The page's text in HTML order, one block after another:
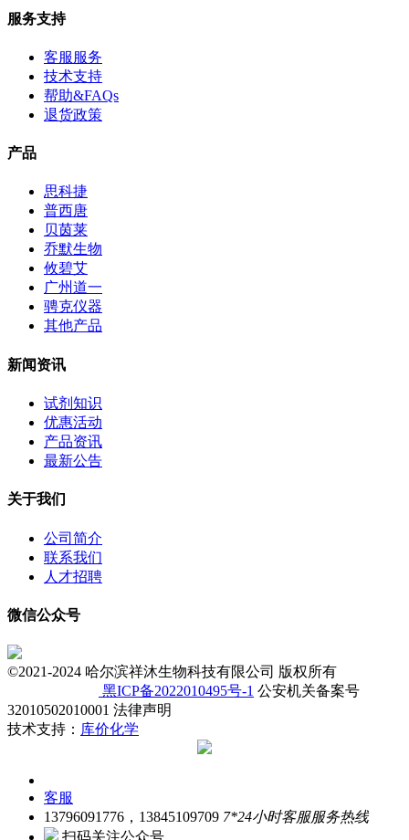
服务支持
客服服务
技术支持
帮助&FAQs
退货政策
产品
思科捷
普西唐
贝茵莱
乔默生物
攸碧艾
广州道一
骋克仪器
其他产品
新闻资讯
试剂知识
优惠活动
产品资讯
最新公告
关于我们
公司简介
联系我们
人才招聘
微信公众号
©2021-2024 哈尔滨祥沐生物科技有限公司 版权所有
黑ICP备2022010495号-1 公安机关备案号
32010502010001 法律声明
技术支持： 库价化学
客服
13796091776，13845109709 7*24小时客服服务热线
扫码关注公众号